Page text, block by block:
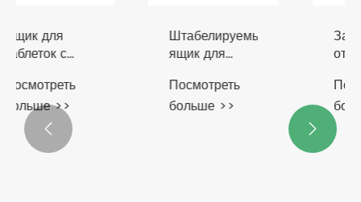
Ящик для
таблеток с
полосами
Посмотреть
больше >>
Штабелируемый
ящик для
«Больше
слоев»
Посмотреть
больше >>
 